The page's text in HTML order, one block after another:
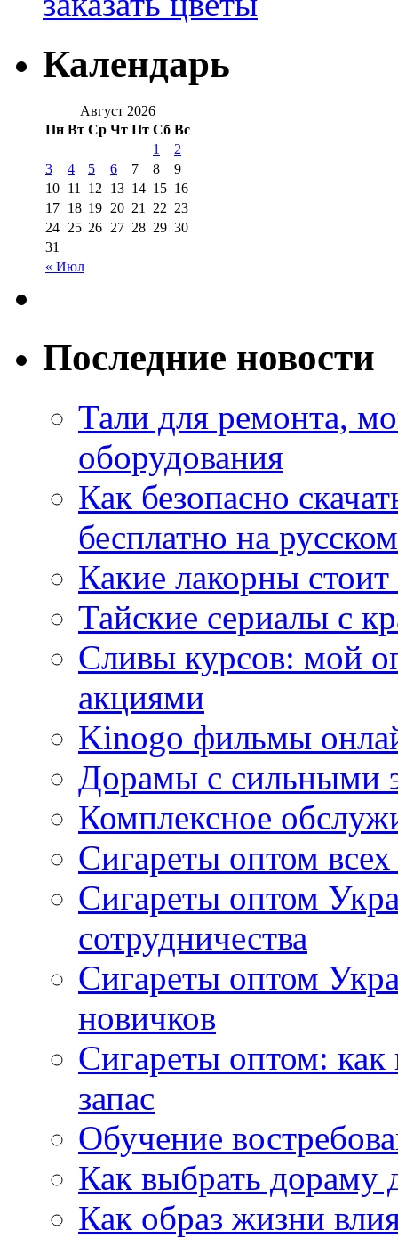
Календарь
Август 2026
Пн Вт Ср Чт Пт Сб Вс
« Июл
1
2
3
4 5 6 7 8
9
10 11 12 13 14 15 16
17 18 19 20 21 22 23
24 25 26 27 28 29 30
31
Последние новости
Тали для ремонта,
оборудования
Как безопасно
бесплатно на
Какие лакорны
Тайские сериалы с
Сливы курсов: мой
акциями
Kinogo фильмы
Дорамы с сильными
Комплексное
Сигареты оптом
Сигареты оптом
сотрудничества
Сигареты оптом
новичков
Сигареты оптом:
запас
Обучение
Как выбрать дораму
Как образ жизни